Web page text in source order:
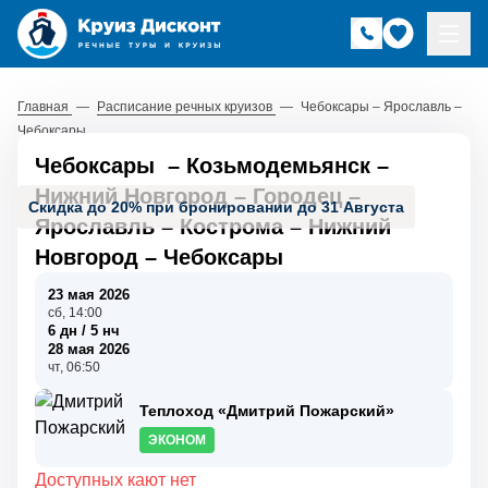
Главная — Расписание речных круизов — Чебоксары – Ярославль –
Чебоксары
Скидка до 20% при бронировании до 31 Августа
Чебоксары – Козьмодемьянск –
Нижний Новгород – Городец–
Ярославль – Кострома– Нижний
Новгород – Чебоксары
23 мая 2026
сб, 14:00
6 дн / 5 нч
28 мая 2026
чт, 06:50
Теплоход «Дмитрий Пожарский»
ЭКОНОМ
Доступных кают нет